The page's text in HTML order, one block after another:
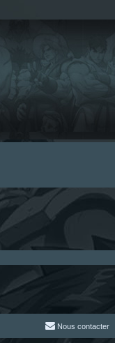
Nous contacter